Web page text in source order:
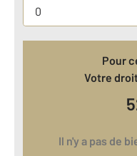
Pour
Votre
Il n'y a pas de bien correspondant à votre